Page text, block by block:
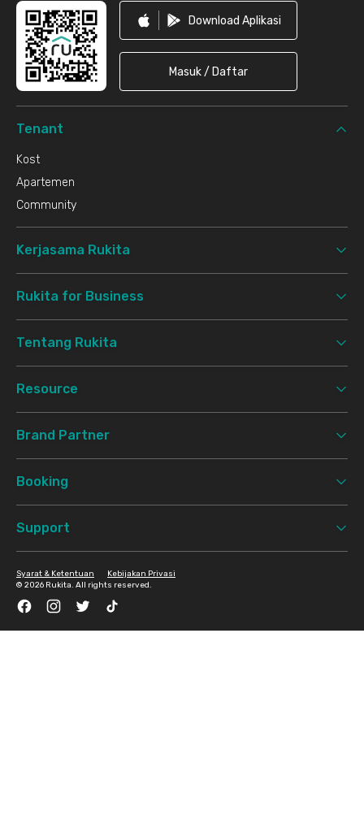
Download Aplikasi
Masuk / Daftar
Tenant
Kost
Apartemen
Community
Kerjasama Rukita
Rukita for Business
Tentang Rukita
Resource
Brand Partner
Booking
Support
© 2026 Rukita. All rights reserved.
Syarat & Ketentuan Kebijakan Privasi
FacebookInstagramTwitter TikTok